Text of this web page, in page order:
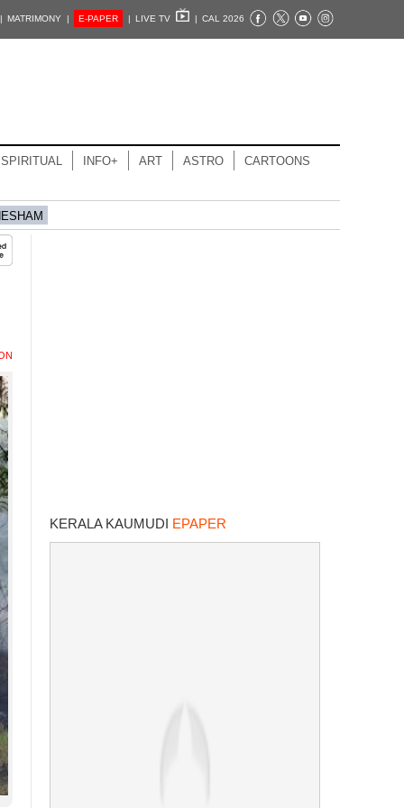
| MATRIMONY | E-PAPER | LIVE TV | CAL 2026
SPIRITUAL INFO+ ART ASTRO CARTOONS
KERALA KAUMUDI EPAPER